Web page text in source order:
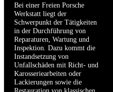
Bei einer Freien Porsche
Werkstatt liegt der
Schwerpunkt der Tätigkeiten
in der Durchführung von
Reparaturen, Wartung und
Inspektion. Dazu kommt die
Instandsetzung von
Unfallschäden mit Richt- und
Karosseriearbeiten oder
Lackierungen sowie die
Restauration von klassischen